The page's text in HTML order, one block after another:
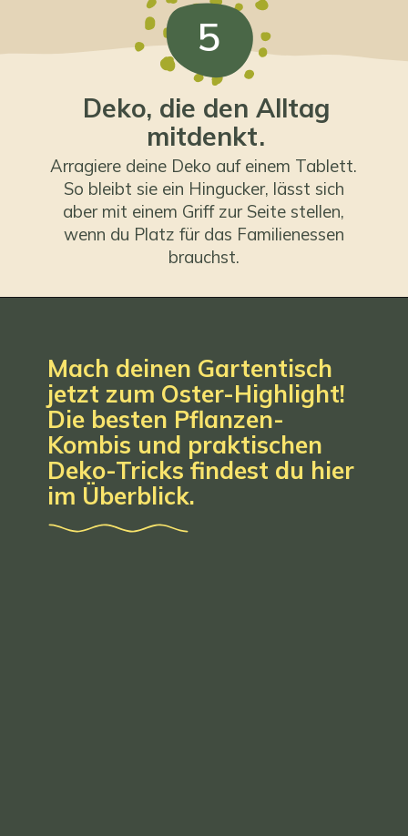
5
Deko, die den Alltag
mitdenkt.
Arragiere deine Deko auf einem Tablett.
So bleibt sie ein Hingucker, lässt sich
aber mit einem Griff zur Seite stellen,
wenn du Platz für das Familienessen
brauchst.
Mach deinen Gartentisch
jetzt zum Oster-Highlight!
Die besten Pflanzen-
Kombis und praktischen
Deko-Tricks findest du hier
im Überblick.